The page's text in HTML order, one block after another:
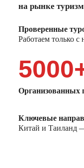
на рынке
Проверенные
Работаем только
Организованных
Ключевые
Китай и Таиланд